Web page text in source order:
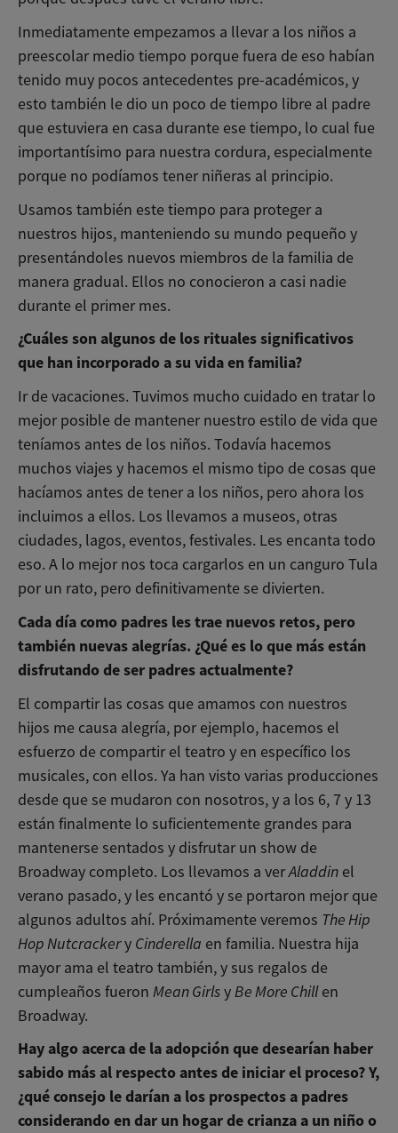
Inmediatamente empezamos a llevar a los niños a
preescolar medio tiempo porque fuera de eso habían
tenido muy pocos antecedentes pre-académicos, y
esto también le dio un poco de tiempo libre al padre
que estuviera en casa durante ese tiempo, lo cual fue
importantísimo para nuestra cordura, especialmente
porque no podíamos tener niñeras al principio.
Usamos también este tiempo para proteger a
nuestros hijos, manteniendo su mundo pequeño y
presentándoles nuevos miembros de la familia de
manera gradual. Ellos no conocieron a casi nadie
durante el primer mes.
¿Cuáles son algunos de los rituales significativos
que han incorporado a su vida en familia?
Ir de vacaciones. Tuvimos mucho cuidado en tratar lo
mejor posible de mantener nuestro estilo de vida que
teníamos antes de los niños. Todavía hacemos
muchos viajes y hacemos el mismo tipo de cosas que
hacíamos antes de tener a los niños, pero ahora los
incluimos a ellos. Los llevamos a museos, otras
ciudades, lagos, eventos, festivales. Les encanta todo
eso. A lo mejor nos toca cargarlos en un canguro Tula
por un rato, pero definitivamente se divierten.
Cada día como padres les trae nuevos retos, pero
también nuevas alegrías. ¿Qué es lo que más están
disfrutando de ser padres actualmente?
El compartir las cosas que amamos con nuestros
hijos me causa alegría, por ejemplo, hacemos el
esfuerzo de compartir el teatro y en específico los
musicales, con ellos. Ya han visto varias producciones
desde que se mudaron con nosotros, y a los 6, 7 y 13
están finalmente lo suficientemente grandes para
mantenerse sentados y disfrutar un show de
Broadway completo. Los llevamos a verAladdin el
verano pasado, y les encantó y se portaron mejor que
algunos adultos ahí. Próximamente veremos The Hip
Hop Nutcrackery Cinderella en familia. Nuestra hija
mayor ama el teatro también, y sus regalos de
cumpleaños fueron Mean GirlsyBe More Chillen
Broadway.
Hay algo acerca de la adopción que desearían haber
sabido más al respecto antes de iniciar el proceso? Y,
¿qué consejo le darían a los prospectos a padres
considerando en dar un hogar de crianza a un niño o